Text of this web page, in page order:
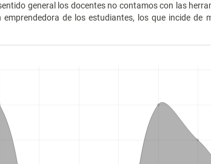
general los docentes no contamos con las
de los estudiantes, los que incide de